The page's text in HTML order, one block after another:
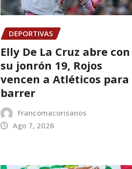
DEPORTIVAS
Elly De La Cruz abre con
su jonrón 19, Rojos
vencen a Atléticos para
barrer
Francomacorisanos
Ago 7, 2026